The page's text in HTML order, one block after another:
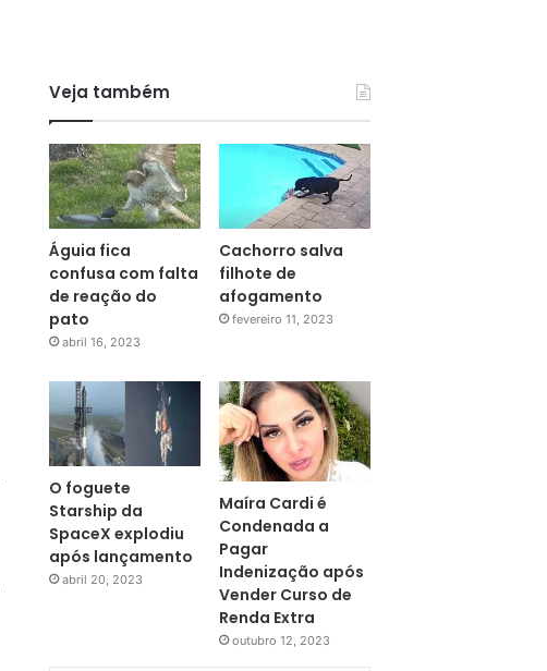
Veja também
Águia fica
confusa com falta
de reação do
pato
abril 16, 2023
Cachorro salva
filhote de
afogamento
fevereiro 11, 2023
O foguete
Starship da
SpaceX explodiu
após lançamento
abril 20, 2023
Maíra Cardi é
Condenada a
Pagar
Indenização após
Vender Curso de
Renda Extra
outubro 12, 2023